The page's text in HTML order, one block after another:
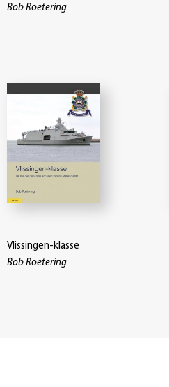
Bob Roetering
Vlissingen-klasse
Bob Roetering